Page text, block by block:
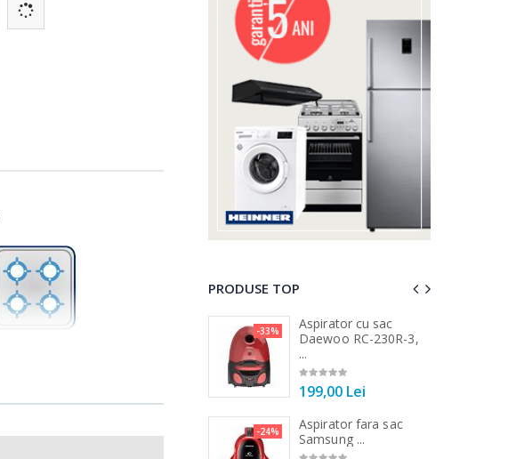
PRODUSE TOP
NobeLTek ...
-33%
Aspirator cu sac
Daewoo RC-230R-3,
...
199,00 Lei
-24%
Aspirator fara sac
Samsung ...